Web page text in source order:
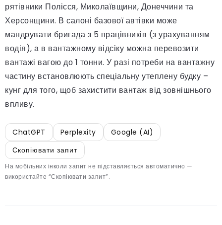
рятівники Полісся, Миколаївщини, Донеччини та
Херсонщини. В салоні базової автівки може
мандрувати бригада з 5 працівників (з урахуванням
водія), а в вантажному відсіку можна перевозити
вантажі вагою до 1 тонни. У разі потреби на вантажну
частину встановлюють спеціальну утеплену будку –
кунг для того, щоб захистити вантаж від зовнішнього
впливу.
ChatGPT Perplexity
Google (AI)
Скопіювати запит
На мобільних інколи запит не підставляється автоматично —
використайте “Скопіювати запит”.